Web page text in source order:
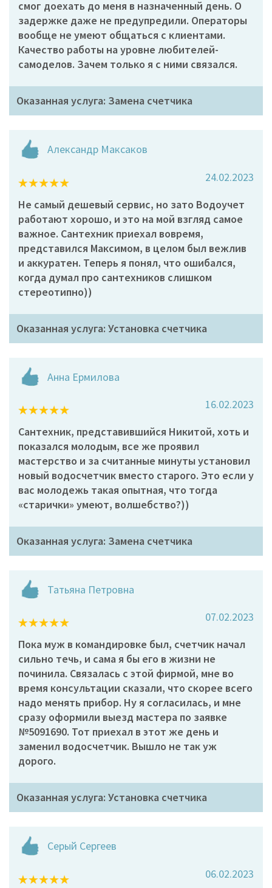
смог доехать до меня в назначенный день. О
задержке даже не предупредили. Операторы
вообще не умеют общаться с клиентами.
Качество работы на уровне любителей-
самоделов. Зачем только я с ними связался.
Оказанная услуга: Замена счетчика
Александр Максаков
24.02.2023
Не самый дешевый сервис, но зато Водоучет
работают хорошо, и это на мой взгляд самое
важное. Сантехник приехал вовремя,
представился Максимом, в целом был вежлив
и аккуратен. Теперь я понял, что ошибался,
когда думал про сантехников слишком
стереотипно))
Оказанная услуга: Установка счетчика
Анна Ермилова
16.02.2023
Сантехник, представившийся Никитой, хоть и
показался молодым, все же проявил
мастерство и за считанные минуты установил
новый водосчетчик вместо старого. Это если у
вас молодежь такая опытная, что тогда
«старички» умеют, волшебство?))
Оказанная услуга: Замена счетчика
Татьяна Петровна
07.02.2023
Пока муж в командировке был, счетчик начал
сильно течь, и сама я бы его в жизни не
починила. Связалась с этой фирмой, мне во
время консультации сказали, что скорее всего
надо менять прибор. Ну я согласилась, и мне
сразу оформили выезд мастера по заявке
№5091690. Тот приехал в этот же день и
заменил водосчетчик. Вышло не так уж
дорого.
Оказанная услуга: Установка счетчика
Серый Сергеев
06.02.2023